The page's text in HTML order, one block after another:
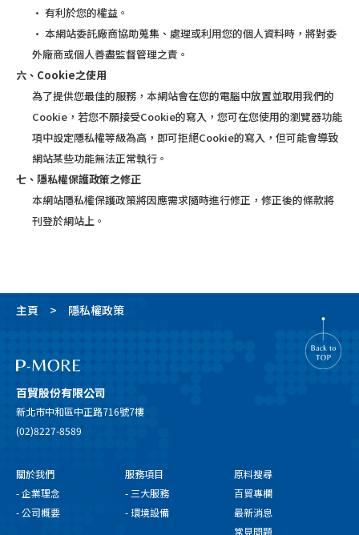
· 有利於您的權益。
· 本網站委託廠商協助蒐集、處理或利用您的個人資料時，將對委
外廠商或個人善盡監督管理之責。
六、Cookie之使用
為了提供您最佳的服務，本網站會在您的電腦中放置並取用我們的
Cookie，若您不願接受Cookie的寫入，您可在您使用的瀏覽器功能
項中設定隱私權等級為高，即可拒絕Cookie的寫入，但可能會導致
網站某些功能無法正常執行。
七、隱私權保護政策之修正
本網站隱私權保護政策將因應需求隨時進行修正，修正後的條款將
刊登於網站上。
主頁 隱私權政策
百貿股份有限公司
新北市中和區中正路716號7樓
(02)8227-8589
關於我們
- 企業理念
- 公司概要
服務項目
- 三大服務
- 環境設備
原料搜尋
百貿專欄
最新消息
常見問題